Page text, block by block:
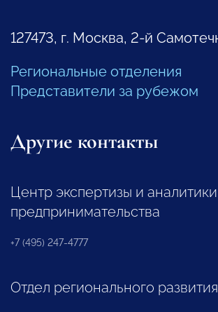
127473, г. Москва, 2-й
Региональные отделения
Представители за рубежом
Другие контакты
Центр экспертизы и
предпринимательства
+7 (495) 247-4777
Отдел регионального развития